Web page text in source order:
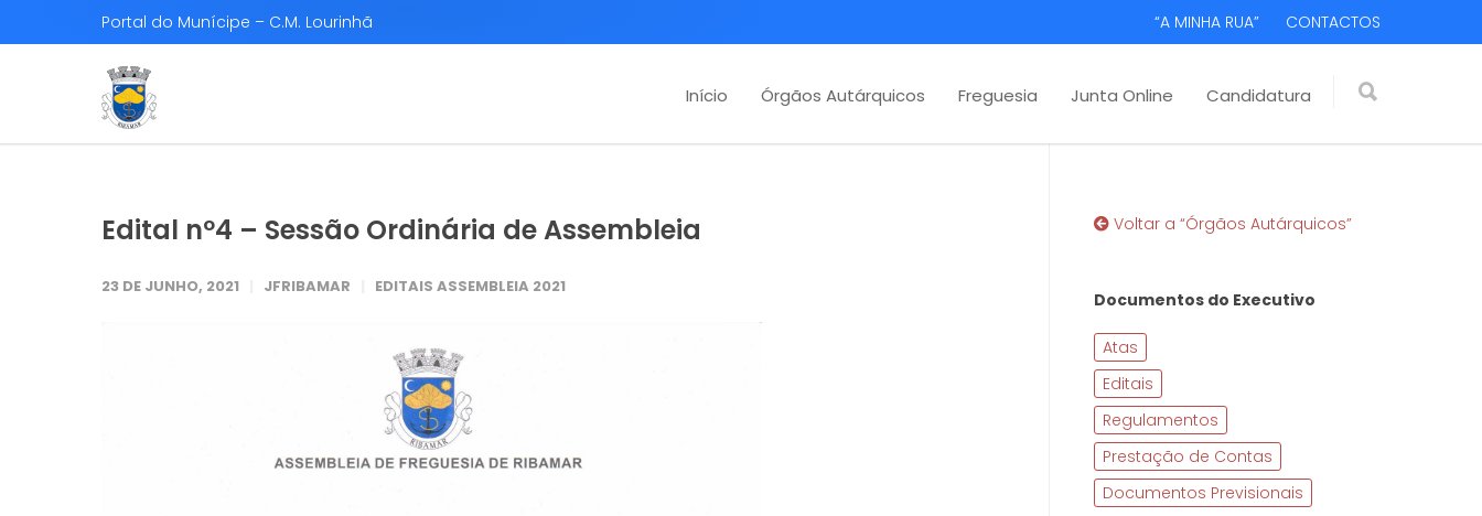
Portal do Munícipe – C.M. Lourinhã “A MINHA RUA” CONTACTOS
Início Órgãos Autárquicos Freguesia Junta Online Candidatura
Edital nº4 – Sessão Ordinária de Assembleia
23 DE JUNHO, 2021 JFRIBAMAR EDITAIS ASSEMBLEIA 2021
Voltar a “Órgãos Autárquicos”
Documentos do Executivo
Atas
Editais
Regulamentos
Prestação de Contas
Documentos Previsionais